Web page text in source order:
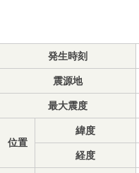
発生時刻
震源地
最大震度
位置
緯度
経度